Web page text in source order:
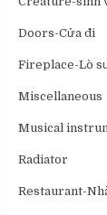
Doors-Cửa đi
Fireplace-Lò
Miscellaneous
Musical
Radiator
Restaurant-